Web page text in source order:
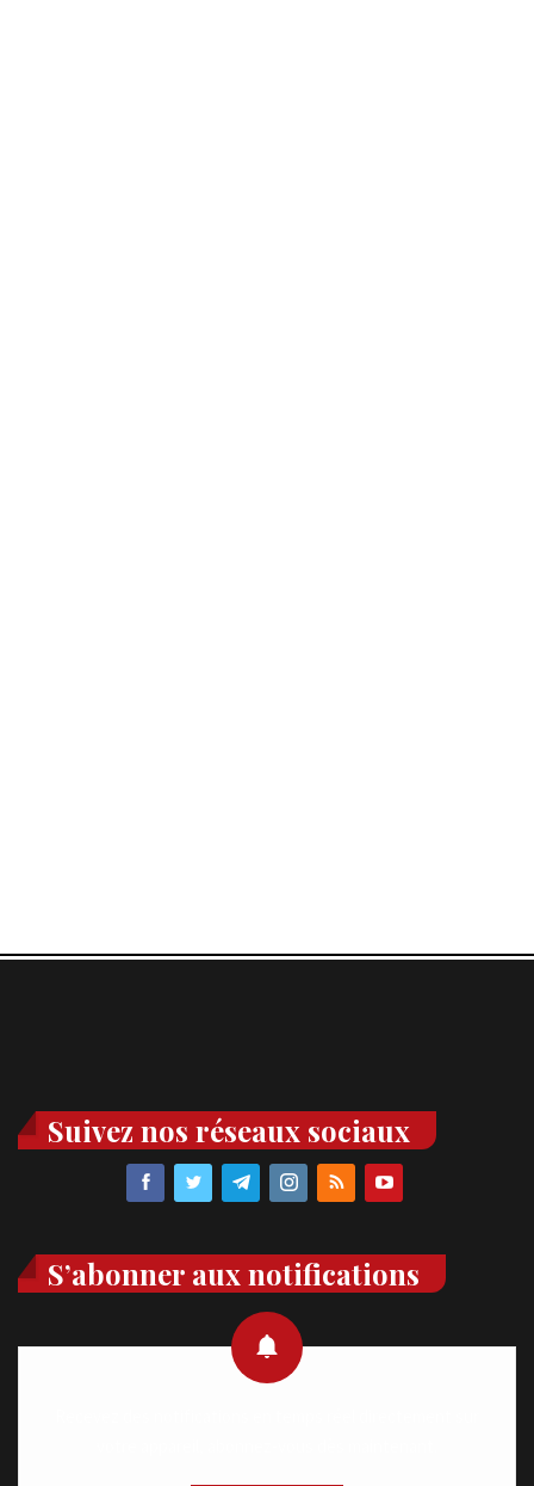
Suivez nos réseaux sociaux
S’abonner aux notifications